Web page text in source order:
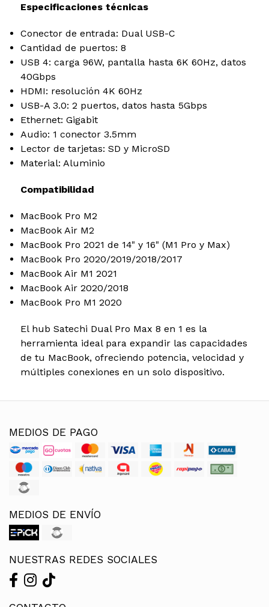
Especificaciones técnicas
Conector de entrada: Dual USB-C
Cantidad de puertos: 8
USB 4: carga 96W, pantalla hasta 6K 60Hz, datos
40Gbps
HDMI: resolución 4K 60Hz
USB-A 3.0: 2 puertos, datos hasta 5Gbps
Ethernet: Gigabit
Audio: 1 conector 3.5mm
Lector de tarjetas: SD y MicroSD
Material: Aluminio
Compatibilidad
MacBook Pro M2
MacBook Air M2
MacBook Pro 2021 de 14" y 16" (M1 Pro y Max)
MacBook Pro 2020/2019/2018/2017
MacBook Air M1 2021
MacBook Air 2020/2018
MacBook Pro M1 2020
El hub Satechi Dual Pro Max 8 en 1 es la
herramienta ideal para expandir las capacidades
de tu MacBook, ofreciendo potencia, velocidad y
múltiples conexiones en un solo dispositivo.
MEDIOS DE PAGO
MEDIOS DE ENVÍO
NUESTRAS REDES SOCIALES